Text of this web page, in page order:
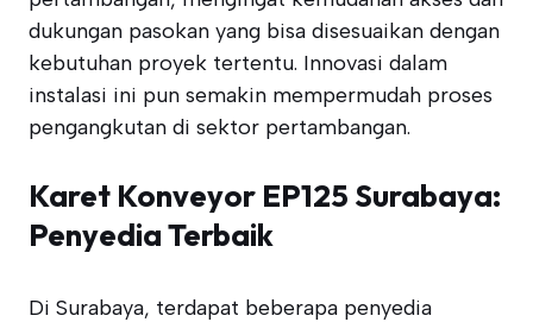
dukungan pasokan yang bisa disesuaikan dengan
kebutuhan proyek tertentu. Innovasi dalam
instalasi ini pun semakin mempermudah proses
pengangkutan di sektor pertambangan.
Karet Konveyor EP125 Surabaya:
Penyedia Terbaik
Di Surabaya, terdapat beberapa penyedia